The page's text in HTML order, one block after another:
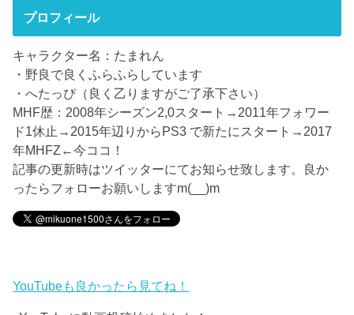
プロフィール
キャラクター名：たまれん
・野良で良くふらふらしています
・へたっぴ（良く乙りますがご了承下さい）
MHF歴：2008年シーズン2,0スタート→2011年フォワー
ド1休止→2015年辺りからPS3 で新たにスタート→2017
年MHFZ←今ココ！
記事の更新時はツイッターにてお知らせ致します。良か
ったらフォローお願いしますm(__)m
YouTubeも良かったら見てね！